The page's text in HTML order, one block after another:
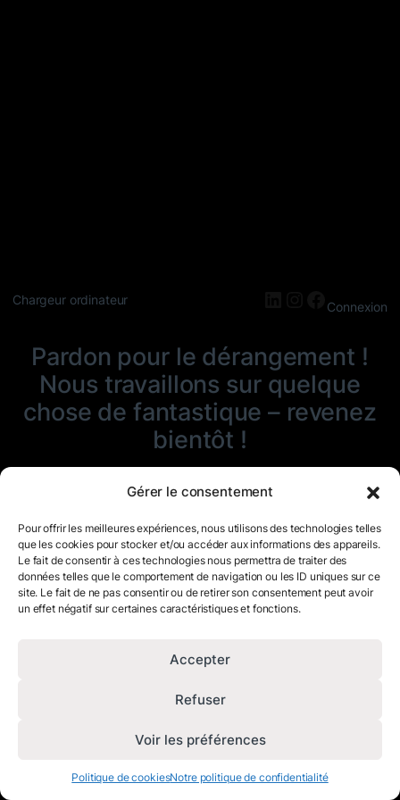
Gérer le consentement
Pour offrir les meilleures expériences, nous utilisons des technologies telles
que les cookies pour stocker et/ou accéder aux informations des appareils.
Le fait de consentir à ces technologies nous permettra de traiter des
données telles que le comportement de navigation ou les ID uniques sur ce
site. Le fait de ne pas consentir ou de retirer son consentement peut avoir
un effet négatif sur certaines caractéristiques et fonctions.
Accepter
Refuser
Voir les préférences
Politique de cookiesNotre politique de confidentialité
Chargeur ordinateur LinkedIn
Instagram
Connexion
Pardon pour le dérangement !
Nous travaillons sur quelque
chose de fantastique – revenez
bientôt !